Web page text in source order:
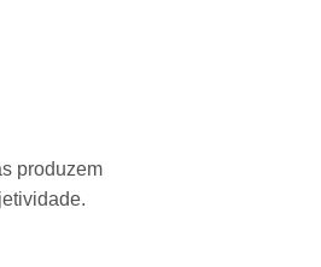
produzem